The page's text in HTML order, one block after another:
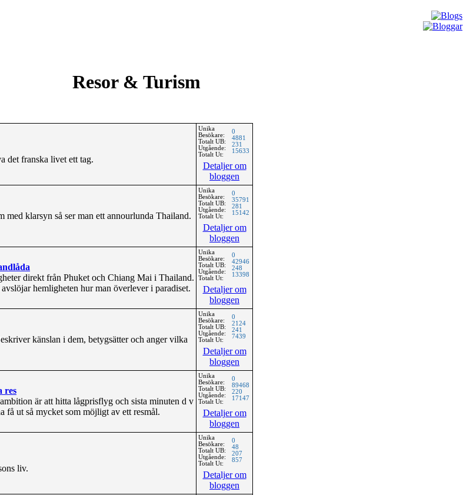
Resor & Turism
det franska livet ett tag.
Unika
Besökare:
Totalt UB:
Utgående:
Totalt Ut:
0
4881
231
15633
Detaljer om
bloggen
med klarsyn så ser man ett annourlunda Thailand.
Unika
Besökare:
Totalt UB:
Utgående:
Totalt Ut:
0
35791
281
15142
Detaljer om
bloggen
direkt från Phuket och Chiang Mai i Thailand.
hemligheten hur man överlever i paradiset.
Unika
Besökare:
Totalt UB:
Utgående:
Totalt Ut:
0
42946
248
13398
Detaljer om
bloggen
känslan i dem, betygsätter och anger vilka
Unika
Besökare:
Totalt UB:
Utgående:
Totalt Ut:
0
2124
241
7439
Detaljer om
bloggen
res
är att hitta lågprisflyg och sista minuten d v
få ut så mycket som möjligt av ett resmål.
Unika
Besökare:
Totalt UB:
Utgående:
Totalt Ut:
0
89468
220
17147
Detaljer om
bloggen
liv.
Unika
Besökare:
Totalt UB:
Utgående:
Totalt Ut:
0
48
207
857
Detaljer om
bloggen